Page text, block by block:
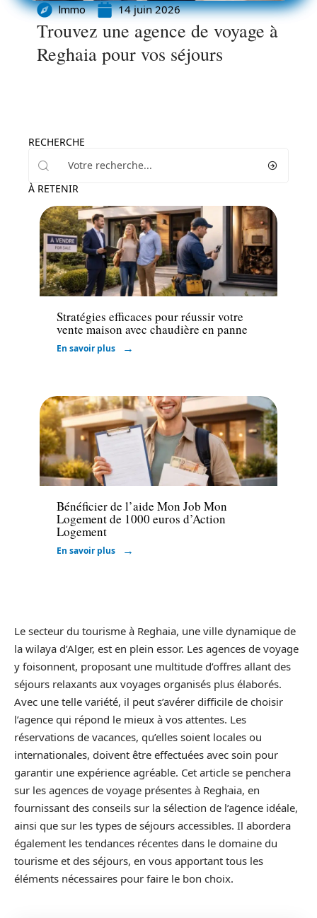
Immo 14 juin 2026
Trouvez une agence de voyage à
Reghaia pour vos séjours
RECHERCHE
À RETENIR
Immo
Stratégies efficaces pour réussir votre
vente maison avec chaudière en panne
En savoir plus
Assurer
Bénéficier de l’aide Mon Job Mon
Logement de 1000 euros d’Action
Logement
En savoir plus
Le secteur du tourisme à Reghaia, une ville dynamique de
la wilaya d’Alger, est en plein essor. Les agences de voyage
y foisonnent, proposant une multitude d’offres allant des
séjours relaxants aux voyages organisés plus élaborés.
Avec une telle variété, il peut s’avérer difficile de choisir
l’agence qui répond le mieux à vos attentes. Les
réservations de vacances, qu’elles soient locales ou
internationales, doivent être effectuées avec soin pour
garantir une expérience agréable. Cet article se penchera
sur les agences de voyage présentes à Reghaia, en
fournissant des conseils sur la sélection de l’agence idéale,
ainsi que sur les types de séjours accessibles. Il abordera
également les tendances récentes dans le domaine du
tourisme et des séjours, en vous apportant tous les
éléments nécessaires pour faire le bon choix.